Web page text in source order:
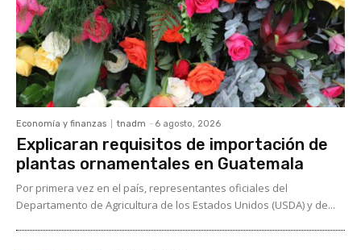
Economía y finanzas tnadm - 6 agosto, 2026
Explicaran requisitos de importación de
plantas ornamentales en Guatemala
Por primera vez en el país, representantes oficiales del
Departamento de Agricultura de los Estados Unidos (USDA) y de...